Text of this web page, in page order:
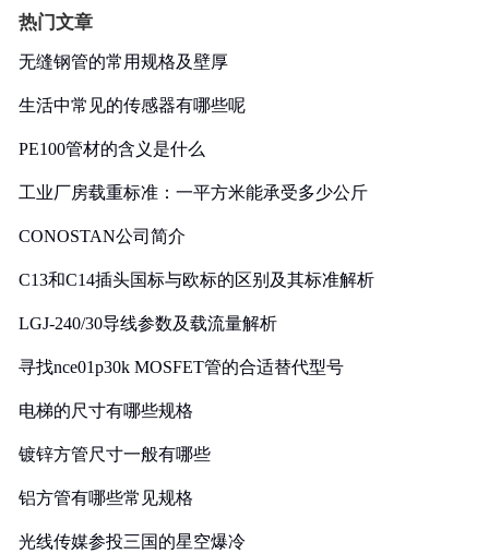
热门文章
无缝钢管的常用规格及壁厚
生活中常见的传感器有哪些呢
PE100管材的含义是什么
工业厂房载重标准：一平方米能承受多少公斤
CONOSTAN公司简介
C13和C14插头国标与欧标的区别及其标准解析
LGJ-240/30导线参数及载流量解析
寻找nce01p30k MOSFET管的合适替代型号
电梯的尺寸有哪些规格
镀锌方管尺寸一般有哪些
铝方管有哪些常见规格
光线传媒参投三国的星空爆冷